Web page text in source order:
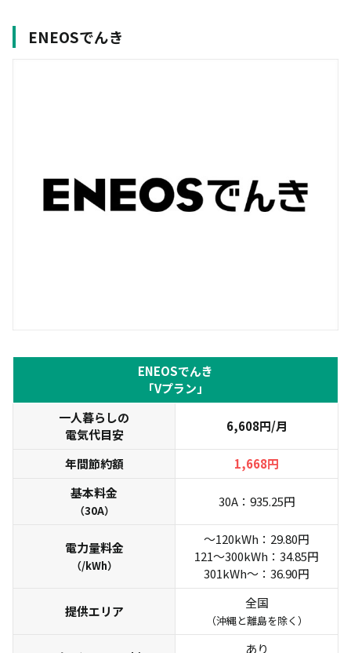
ENEOSでんき
ENEOSでんき
「Vプラン」
一人暮らしの
電気代目安
6,608円/月
年間節約額
1,668円
基本料金
（30A）
30A：935.25円
電力量料金
（/kWh）
〜120kWh：29.80円
121〜300kWh：34.85円
301kWh〜：36.90円
提供エリア
全国
（沖縄と離島を除く）
あり